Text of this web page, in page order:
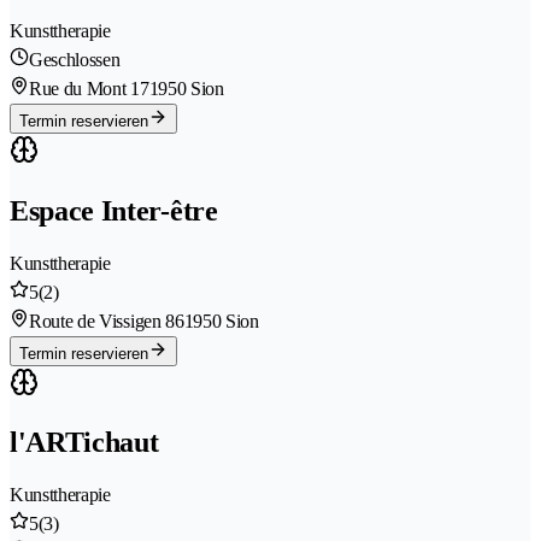
Kunsttherapie
Geschlossen
Rue du Mont 171950 Sion
Termin reservieren
Espace Inter-être
Kunsttherapie
5(2)
Route de Vissigen 861950 Sion
Termin reservieren
l'ARTichaut
Kunsttherapie
5(3)